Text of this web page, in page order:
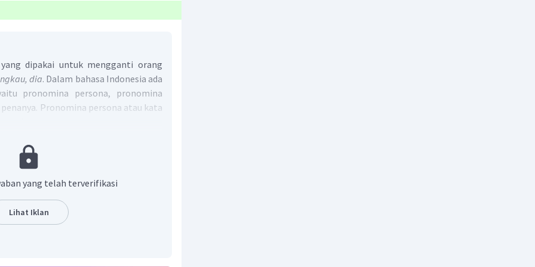
dipakai untuk mengganti orang
dia. Dalam bahasa Indonesia ada
pronomina persona, pronomina
Pronomina persona atau kata
saya, aku, daku, beta, ku-, -ku
kau, engkau, kamu, Anda, dikau,
ia,
dia
melengkapi kalimat rumpang
yang telah terverifikasi
Lihat Iklan